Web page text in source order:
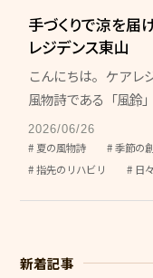
サービス・施設
ケアハウス ヴィラ東山苑
グリーンヒルズ東山
グループホーム 花みずき
ケアレジデンス東山
手づくりで涼を届
レジデンス東山
こんにちは。 ケア
風物詩である「風鈴
2026/06/26
夏の風物詩 季節の
指先のリハビリ
日
新着記事